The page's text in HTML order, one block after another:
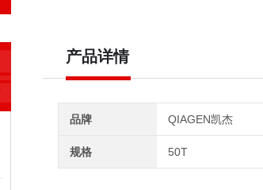
产品详情
品牌 QIAGEN凯杰
规格 50T